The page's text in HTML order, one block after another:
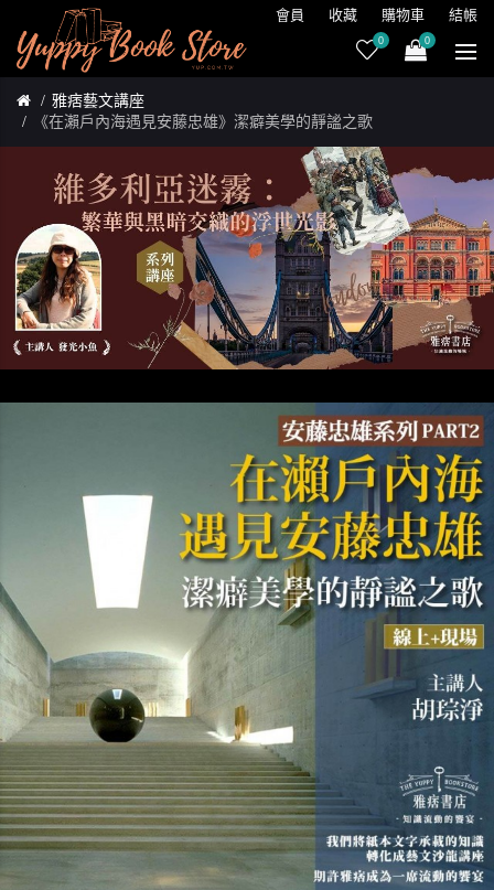
會員 收藏 購物車 結帳
0 0
雅痞藝文講座
《在瀨戶內海遇見安藤忠雄》潔癖美學的靜謐之歌